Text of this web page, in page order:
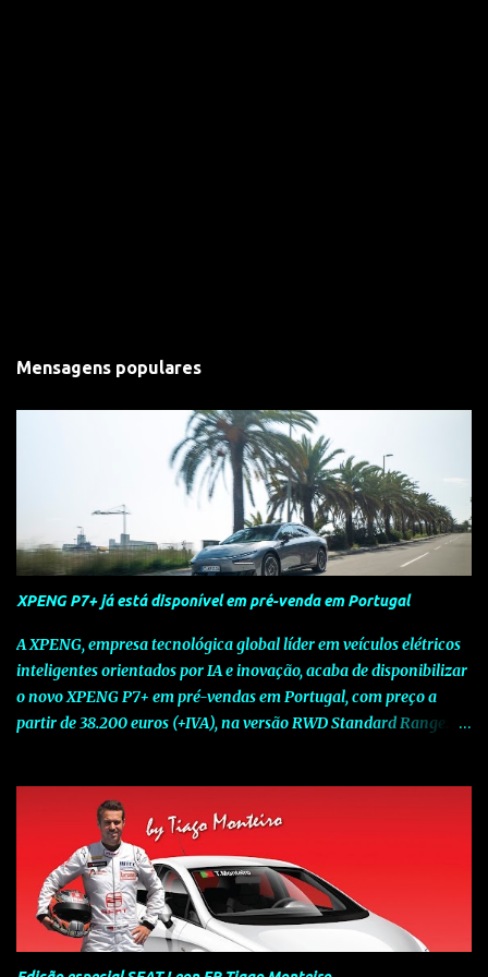
Mensagens populares
XPENG P7+ já está disponível em pré-venda em Portugal
A XPENG, empresa tecnológica global líder em veículos elétricos
inteligentes orientados por IA e inovação, acaba de disponibilizar
o novo XPENG P7+ em pré-vendas em Portugal, com preço a
partir de 38.200 euros (+IVA), na versão RWD Standard Range.
num momento decisivo, em que a indústria automóvel evolui da
mobilidade baseada na potência para a mobilidade baseada na
inteligência. Concebido como um fastback preparado para o
futuro e otimizado por Inteligência Artificial (IA), o novo XPENG
P7+ combina uma arquitetura inteligente avançada, um espaço
de referência no segmento e grande versatilidade para viagens,
respondendo às exigências do quotidiano europeu e refletindo o